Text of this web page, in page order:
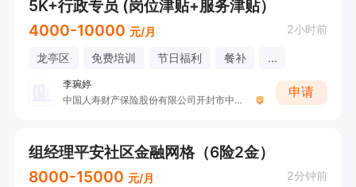
5K+行政专员 (岗位津贴+服务津贴）
4000-10000 元/月 2小时前
龙亭区 免费培训 节日福利 餐补 ...
李琬婷
中国人寿财产保险股份有限公司开封市中心支公司
申请
组经理平安社区金融网格（6险2金）
8000-15000 元/月 2分钟前